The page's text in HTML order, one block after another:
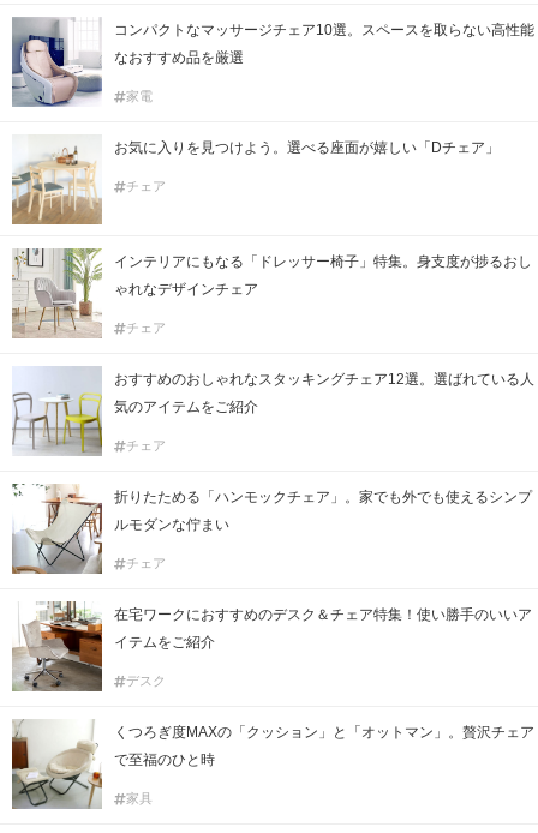
コンパクトなマッサージチェア10選。スペースを取らない高性能
なおすすめ品を厳選
家電
お気に入りを見つけよう。選べる座面が嬉しい「Dチェア」
チェア
インテリアにもなる「ドレッサー椅子」特集。身支度が捗るおし
ゃれなデザインチェア
チェア
おすすめのおしゃれなスタッキングチェア12選。選ばれている人
気のアイテムをご紹介
チェア
折りたためる「ハンモックチェア」。家でも外でも使えるシンプ
ルモダンな佇まい
チェア
在宅ワークにおすすめのデスク＆チェア特集！使い勝手のいいア
イテムをご紹介
デスク
くつろぎ度MAXの「クッション」と「オットマン」。贅沢チェア
で至福のひと時
家具